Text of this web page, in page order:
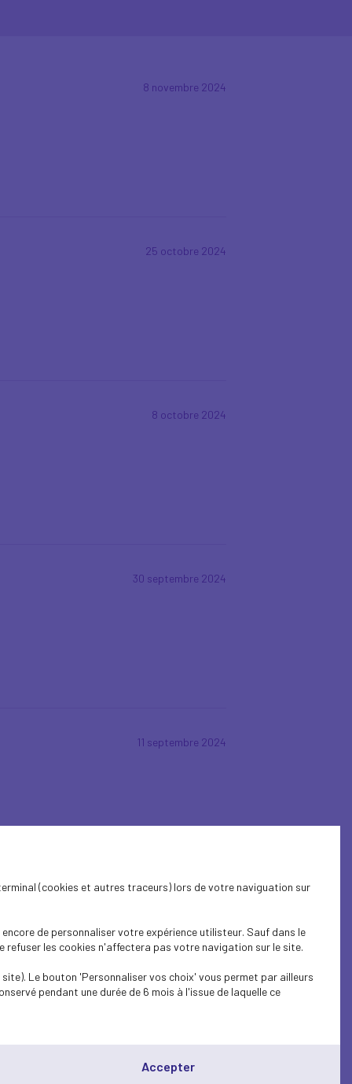
8 novembre 2024
25 octobre 2024
8 octobre 2024
30 septembre 2024
11 septembre 2024
19 mars 2024
(cookies et autres traceurs) lors de votre naviguation sur
de personnaliser votre expérience utilisteur. Sauf dans le
les cookies n'affectera pas votre navigation sur le site.
Le bouton 'Personnaliser vos choix' vous permet par ailleurs
pendant une durée de 6 mois à l'issue de laquelle ce
Accepter